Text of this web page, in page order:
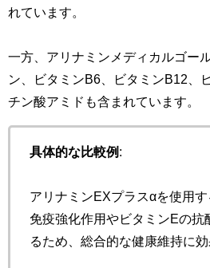
れています。
一方、アリナミンメディカルゴー
ン、ビタミンB6、ビタミンB12、
チン酸アミドも含まれています。
具体的な比較例 :
アリナミンEXプラスαを使用
免疫強化作用やビタミンEの抗
るため、総合的な健康維持に効